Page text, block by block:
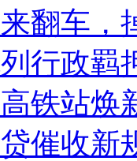
翻车，
行政羁
铁站焕
催收新